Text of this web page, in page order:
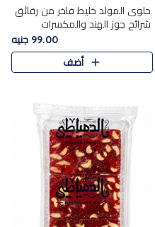
حلوى المولد خليط فاخر من رقائق
شرائح جوز الهند والمكسرات
المحمصة، متماسك بشراب حلاوة
الكراميل الخفيفة ليمنحك قرمشة
غنية ومذاقًا شرقيًا أصيلً..
99.00 جنيه
أضف